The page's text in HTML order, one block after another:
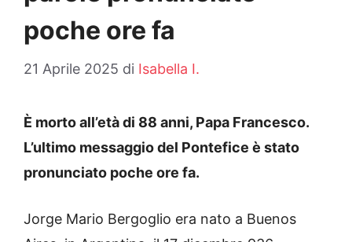
poche ore fa
21 Aprile 2025 di Isabella I.
È morto all’età di 88 anni, Papa Francesco.
L’ultimo messaggio del Pontefice è stato
pronunciato poche ore fa.
Jorge Mario Bergoglio era nato a Buenos